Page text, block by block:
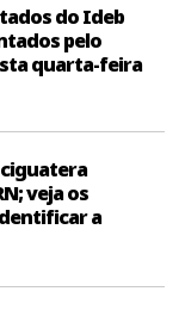
do Ideb
pelo
quarta-feira
ciguatera
veja os
a